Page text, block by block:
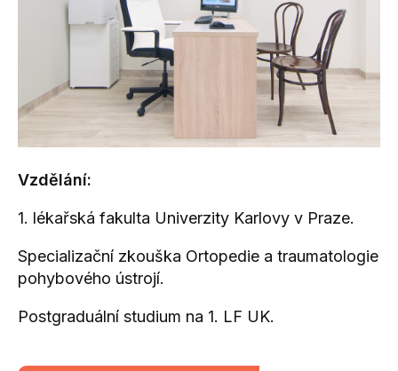
Vzdělání:
1. lékařská fakulta Univerzity Karlovy v Praze.
Specializační zkouška Ortopedie a traumatologie
pohybového ústrojí.
Postgraduální studium na 1. LF UK.